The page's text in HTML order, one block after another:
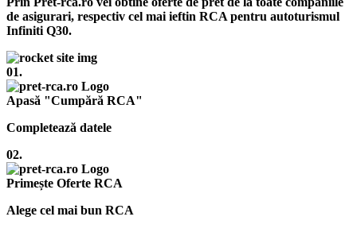
de asigurari, respectiv cel mai ieftin RCA pentru autoturismul
Infiniti Q30.
01.
Apasă "Cumpără RCA"
Completează datele
02.
Primește Oferte RCA
Alege cel mai bun RCA